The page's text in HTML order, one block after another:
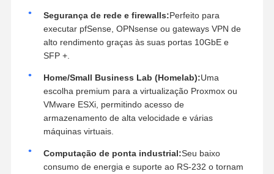
Segurança de rede e firewalls:Perfeito para
executar pfSense, OPNsense ou gateways VPN de
alto rendimento graças às suas portas 10GbE e
SFP +.
Home/Small Business Lab (Homelab):Uma
escolha premium para a virtualização Proxmox ou
VMware ESXi, permitindo acesso de
armazenamento de alta velocidade e várias
máquinas virtuais.
Computação de ponta industrial:Seu baixo
consumo de energia e suporte ao RS-232 o tornam